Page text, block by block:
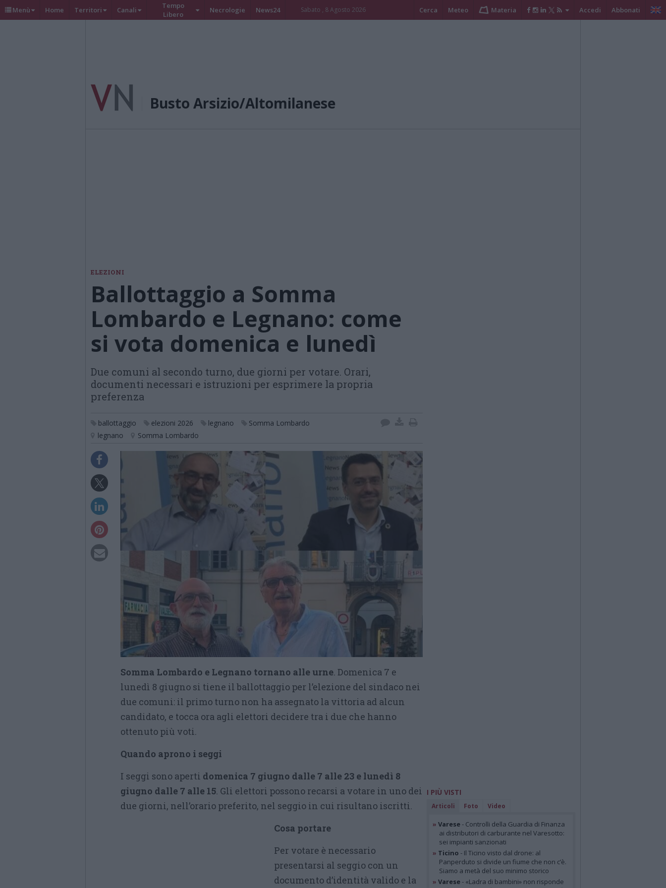
Menù Home Territori Canali
Tempo
Libero
Necrologie News24 Sabato , 8 Agosto 2026 Cerca Meteo Materia Accedi Abbonati
Busto Arsizio/Altomilanese
ELEZIONI
Ballottaggio a Somma
Lombardo e Legnano: come
si vota domenica e lunedì
Due comuni al secondo turno, due giorni per votare. Orari,
documenti necessari e istruzioni per esprimere la propria
preferenza
ballottaggio elezioni 2026 legnano
Somma Lombardo
legnano
Somma Lombardo
Somma Lombardo e Legnano tornano alle urne. Domenica 7 e
lunedì 8 giugno si tiene il ballottaggio per l’elezione del sindaco nei
due comuni: il primo turno non ha assegnato la vittoria ad alcun
candidato, e tocca ora agli elettori decidere tra i due che hanno
ottenuto più voti.
Quando aprono i seggi
I seggi sono aperti domenica 7 giugno dalle 7 alle 23 e lunedì 8
giugno dalle 7 alle 15. Gli elettori possono recarsi a votare in uno dei
due giorni, nell’orario preferito, nel seggio in cui risultano iscritti.
Cosa portare
Per votare è necessario
presentarsi al seggio con un
documento d’identità valido e la
I PIÙ VISTI
Articoli Foto Video
» Varese- Controlli della Guardia di Finanza
ai distributori di carburante nel Varesotto:
sei impianti sanzionati
» Ticino - Il Ticino visto dal drone: al
Panperduto si divide un fiume che non c’è.
Siamo a metà del suo minimo storico
» Varese- «Ladra di bambini» non risponde